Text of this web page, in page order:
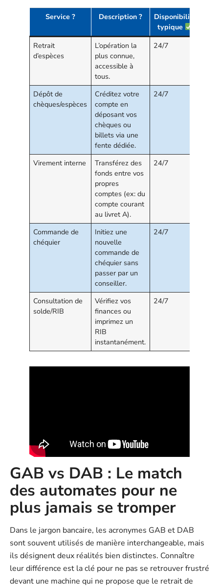
Service ? Description ?
Disponibilité
typique
Retrait
d’espèces
L’opération la
plus connue,
accessible à
tous.
24/7
Dépôt de
chèques/espèces
Créditez votre
compte en
déposant vos
chèques ou
billets via une
fente dédiée.
24/7
Virement interne
Transférez des
fonds entre vos
propres
comptes (ex: du
compte courant
au livret A).
24/7
Commande de
chéquier
Initiez une
nouvelle
commande de
chéquier sans
passer par un
conseiller.
24/7
Consultation de
solde/RIB
Vérifiez vos
finances ou
imprimez un
RIB
instantanément.
24/7
GAB vs DAB : Le match
des automates pour ne
plus jamais se tromper
Dans le jargon bancaire, les acronymes GAB et DAB
sont souvent utilisés de manière interchangeable, mais
ils désignent deux réalités bien distinctes. Connaître
leur différence est la clé pour ne pas se retrouver frustré
devant une machine qui ne propose que le retrait de